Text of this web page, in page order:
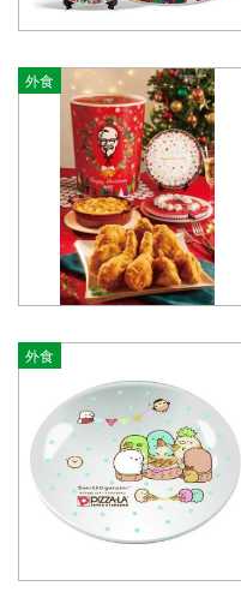
外食
外食